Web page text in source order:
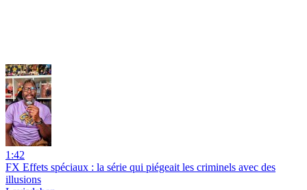
1:42
FX Effets spéciaux : la série qui piégeait les criminels avec des
illusions